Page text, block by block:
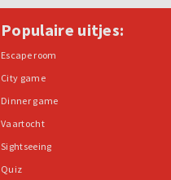
Populaire uitjes:
Escape room
City game
Dinner game
Vaartocht
Sightseeing
Quiz